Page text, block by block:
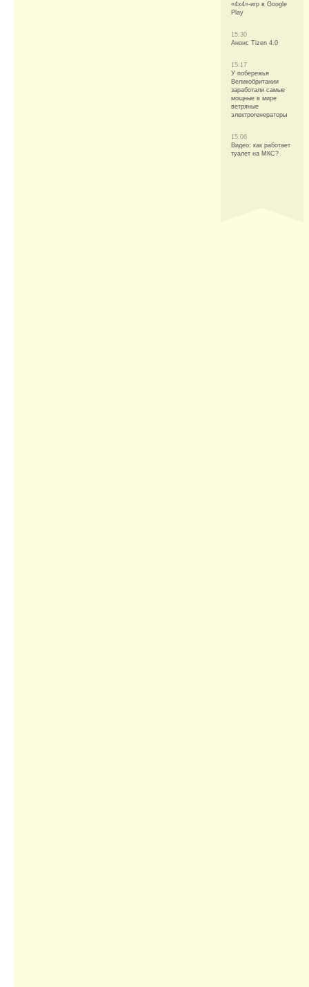
«4х4»-игр в Google
Play
15:30
Анонс Tizen 4.0
15:17
У побережья
Великобритании
заработали самые
мощные в мире
ветряные
электрогенераторы
15:06
Видео: как работает
туалет на МКС?